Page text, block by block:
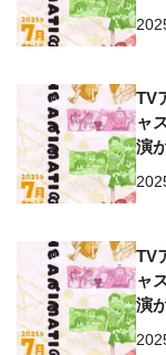
TV
ャ
演
TV
ャ
演